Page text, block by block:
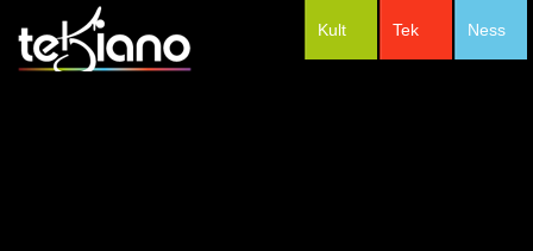
Ness
Tek
Kult